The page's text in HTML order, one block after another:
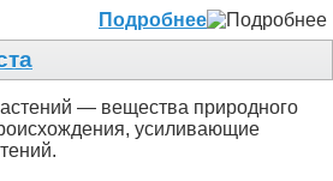
Подробнее
— вещества природного
усиливающие